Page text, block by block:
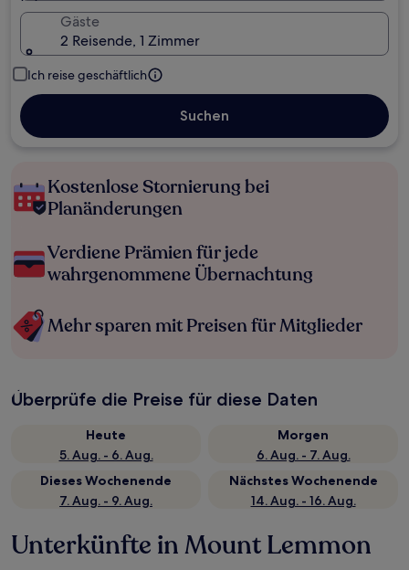
Gäste
2 Reisende, 1 Zimmer
Ich reise geschäftlich
Suchen
Kostenlose Stornierung bei
Planänderungen
Verdiene Prämien für jede
wahrgenommene Übernachtung
Mehr sparen mit Preisen für Mitglieder
Überprüfe die Preise für diese Daten
Heute
5. Aug. - 6. Aug.
Morgen
6. Aug. - 7. Aug.
Dieses Wochenende
7. Aug. - 9. Aug.
Nächstes Wochenende
14. Aug. - 16. Aug.
Unterkünfte in Mount Lemmon